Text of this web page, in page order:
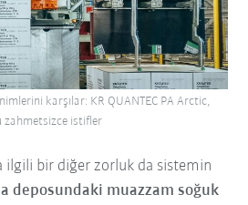
ilgili bir diğer zorluk da sistemin
deposundaki muazzam soğuk
karşılar: KR QUANTEC PA Arctic,
zahmetsizce istifler